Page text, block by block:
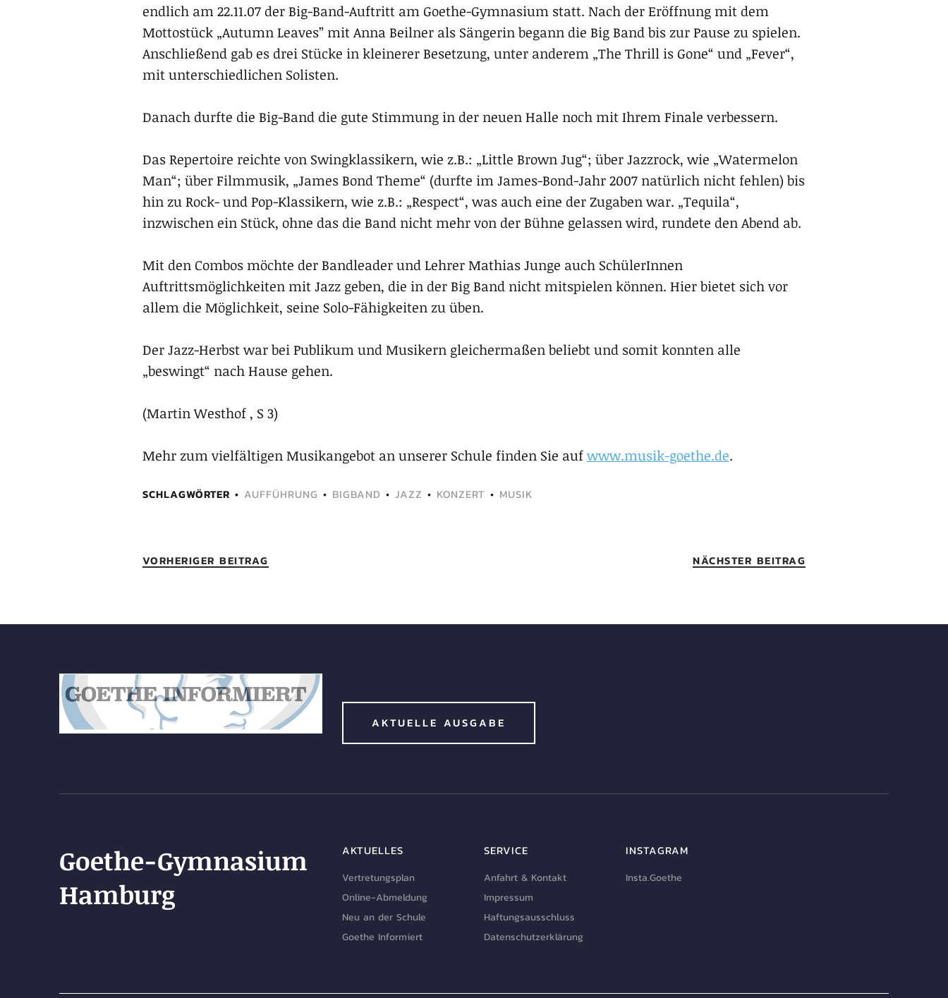
endlich am 22.11.07 der Big-Band-Auftritt am Goethe-Gymnasium statt. Nach der Eröffnung mit dem
Mottostück „Autumn Leaves” mit Anna Beilner als Sängerin begann die Big Band bis zur Pause zu spielen.
Anschließend gab es drei Stücke in kleinerer Besetzung, unter anderem „The Thrill is Gone“ und „Fever“,
mit unterschiedlichen Solisten.
Danach durfte die Big-Band die gute Stimmung in der neuen Halle noch mit Ihrem Finale verbessern.
Das Repertoire reichte von Swingklassikern, wie z.B.: „Little Brown Jug“; über Jazzrock, wie „Watermelon
Man“; über Filmmusik, „James Bond Theme“ (durfte im James-Bond-Jahr 2007 natürlich nicht fehlen) bis
hin zu Rock- und Pop-Klassikern, wie z.B.: „Respect“, was auch eine der Zugaben war. „Tequila“,
inzwischen ein Stück, ohne das die Band nicht mehr von der Bühne gelassen wird, rundete den Abend ab.
Mit den Combos möchte der Bandleader und Lehrer Mathias Junge auch SchülerInnen
Auftrittsmöglichkeiten mit Jazz geben, die in der Big Band nicht mitspielen können. Hier bietet sich vor
allem die Möglichkeit, seine Solo-Fähigkeiten zu üben.
Der Jazz-Herbst war bei Publikum und Musikern gleichermaßen beliebt und somit konnten alle
„beswingt“ nach Hause gehen.
(Martin Westhof , S 3)
Mehr zum vielfältigen Musikangebot an unserer Schule finden Sie aufwww.musik-goethe.de.
SCHLAGWÖRTER AUFFÜHRUNG • BIGBAND • JAZZ • KONZERT • MUSIK
VORHERIGER BEITRAG NÄCHSTER BEITRAG
AKTUELLE AUSGABE
Goethe-Gymnasium
Hamburg
AKTUELLES
Vertretungsplan
Online-Abmeldung
Neu an der Schule
Goethe Informiert
SERVICE
Anfahrt & Kontakt
Impressum
Haftungsausschluss
Datenschutzerklärung
INSTAGRAM
Insta.Goethe